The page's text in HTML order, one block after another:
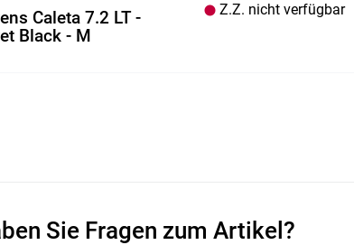
Caleta 7.2 LT -
Black - M
Z.Z. nicht verfügbar
Sie Fragen zum Artikel?